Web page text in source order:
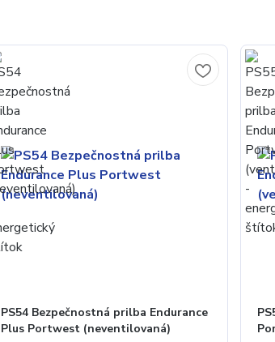
PS54 Bezpečnostná prilba Endurance
Plus Portwest (neventilovaná)